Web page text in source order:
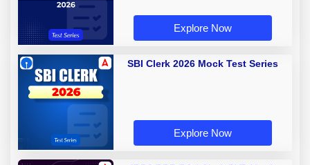
Explore Now
SBI Clerk 2026 Mock Test Series
Explore Now